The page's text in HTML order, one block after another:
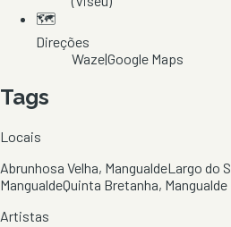
🗺️
Direções
Waze|Google Maps
Tags
Locais
Abrunhosa Velha, MangualdeLargo do
MangualdeQuinta Bretanha, Mangualde
Artistas